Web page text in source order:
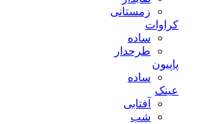
زمستانی
کراوات
ساده
طرحدار
پاپیون
ساده
عینک
آفتابی
شب